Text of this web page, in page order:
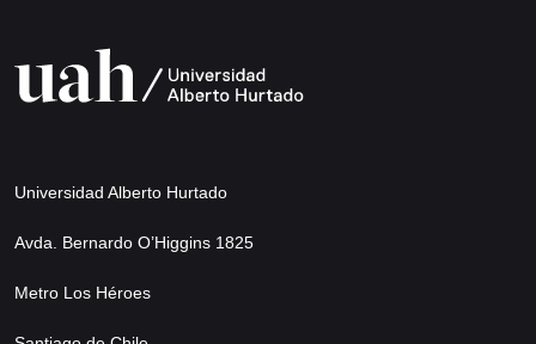
Universidad Alberto Hurtado
Avda. Bernardo O’Higgins 1825
Metro Los Héroes